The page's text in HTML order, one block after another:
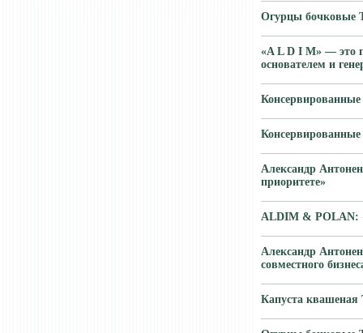
Огурцы бочковые
«A L D I M» — это
основателем и
Александр
приоритете»
ALDIM & POLAN:
Александр
совместного
Капуста